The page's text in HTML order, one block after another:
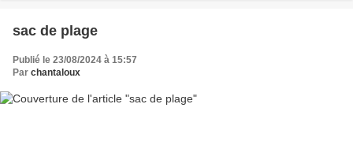
sac de plage
Publié le 23/08/2024 à 15:57
Par chantaloux